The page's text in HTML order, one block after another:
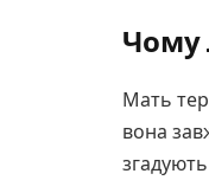
Чому
Мать
вона
згадують